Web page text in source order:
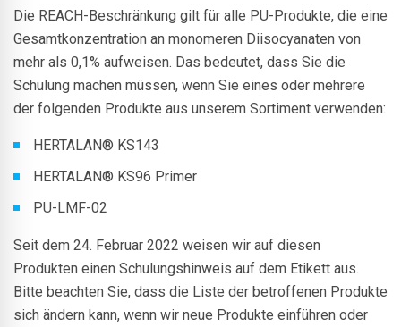
Die REACH-Beschränkung gilt für alle PU-Produkte, die eine
Gesamtkonzentration an monomeren Diisocyanaten von
mehr als 0,1% aufweisen. Das bedeutet, dass Sie die
Schulung machen müssen, wenn Sie eines oder mehrere
der folgenden Produkte aus unserem Sortiment verwenden:
HERTALAN® KS143
HERTALAN® KS96 Primer
PU-LMF-02
Seit dem 24. Februar 2022 weisen wir auf diesen
Produkten einen Schulungshinweis auf dem Etikett aus.
Bitte beachten Sie, dass die Liste der betroffenen Produkte
sich ändern kann, wenn wir neue Produkte einführen oder